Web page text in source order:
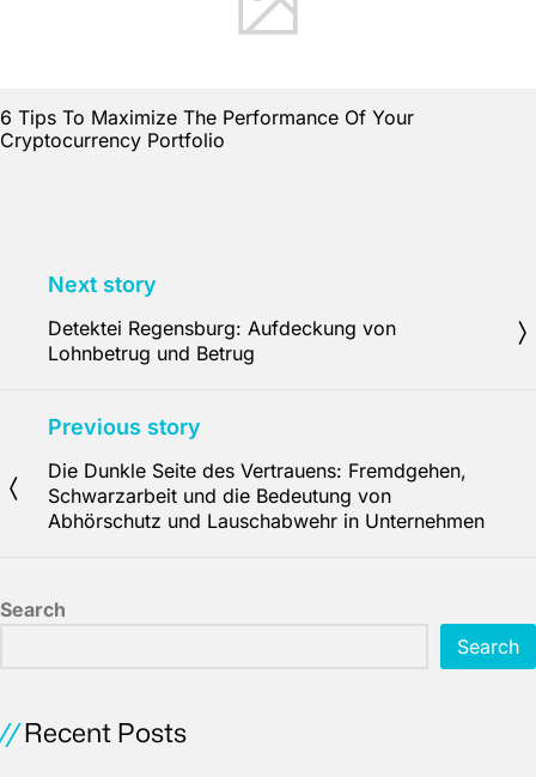
6 Tips To Maximize The Performance Of Your
Cryptocurrency Portfolio
Next story
Detektei Regensburg: Aufdeckung von
Lohnbetrug und Betrug
Previous story
Die Dunkle Seite des Vertrauens: Fremdgehen,
Schwarzarbeit und die Bedeutung von
Abhörschutz und Lauschabwehr in Unternehmen
Search
Search
Recent Posts